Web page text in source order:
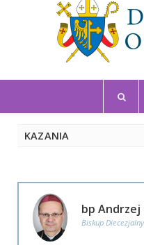
KAZANIA
bp Andrzej
Biskup Diecezjalny